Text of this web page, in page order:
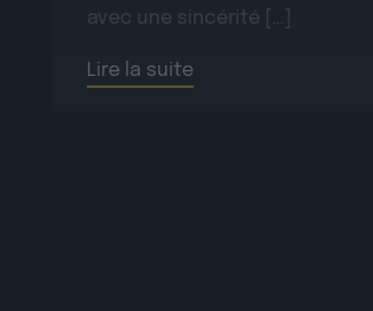
avec une sincérité […]
Lire la suite